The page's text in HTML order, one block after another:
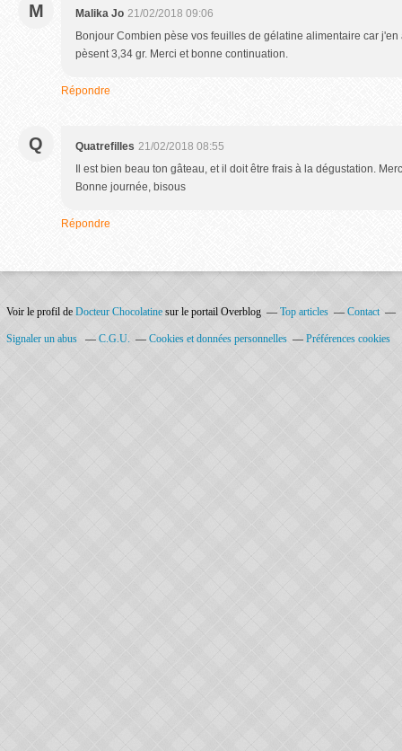
M Malika Jo 21/02/2018 09:06
Bonjour Combien pèse vos feuilles de gélatine alimentaire car
pèsent 3,34 gr. Merci et bonne continuation.
Répondre
Q Quatrefilles 21/02/2018 08:55
Il est bien beau ton gâteau, et il doit être frais à la dégustation.
Bonne journée, bisous
Répondre
Voir le profil de Docteur Chocolatine sur le portail Overblog Top articles Contact
Signaler un abus C.G.U. Cookies et données personnelles Préférences cookies